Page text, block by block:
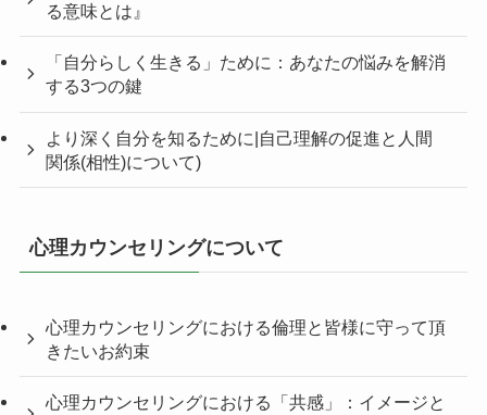
る意味とは』
「自分らしく生きる」ために：あなたの悩みを解消
する3つの鍵
より深く自分を知るために|自己理解の促進と人間
関係(相性)について)
心理カウンセリングについて
心理カウンセリングにおける倫理と皆様に守って頂
きたいお約束
心理カウンセリングにおける「共感」：イメージと